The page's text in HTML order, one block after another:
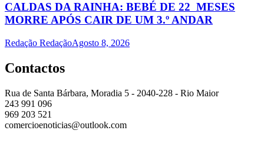
CALDAS DA RAINHA: BEBÉ DE 22 MESES
MORRE APÓS CAIR DE UM 3.º ANDAR
Redação RedaçãoAgosto 8, 2026
Contactos
Rua de Santa Bárbara, Moradia 5 - 2040-228 - Rio Maior
243 991 096
969 203 521
comercioenoticias@outlook.com